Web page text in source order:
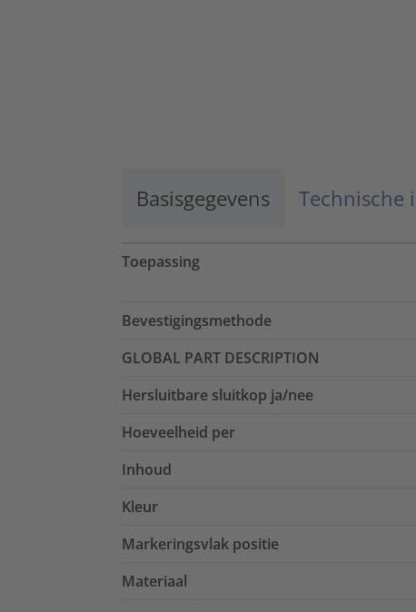
Basisgegevens Technische
Toepassing
Bevestigingsmethode
GLOBAL PART DESCRIPTION
Hersluitbare sluitkop ja/nee
Hoeveelheid per
Inhoud
Kleur
Markeringsvlak positie
Materiaal